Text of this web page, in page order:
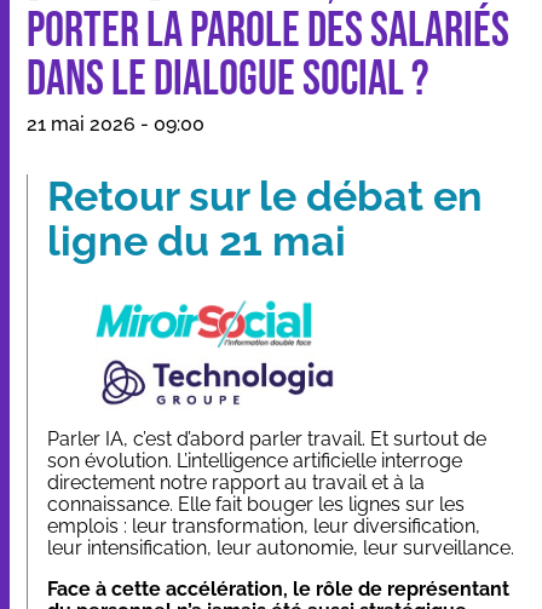
Nos applications et outils
Ressources
Dans les médias
porter la parole des salariés
dans le dialogue social ?
21 mai 2026 - 09:00
Retour sur le débat en
ligne du 21 mai
Parler IA, c’est d’abord parler travail. Et surtout de
son évolution. L’intelligence artificielle interroge
directement notre rapport au travail et à la
connaissance. Elle fait bouger les lignes sur les
emplois : leur transformation, leur diversification,
leur intensification, leur autonomie, leur surveillance.
Face à cette accélération, le rôle de représentant